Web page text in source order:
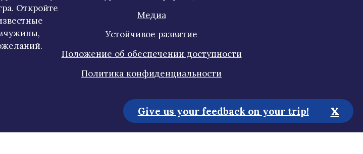
Откройте
Медиа
Устойчивое развитие
Положение об обеспечении доступности
Политика конфиденциальности
Give us your feedback on your trip! x